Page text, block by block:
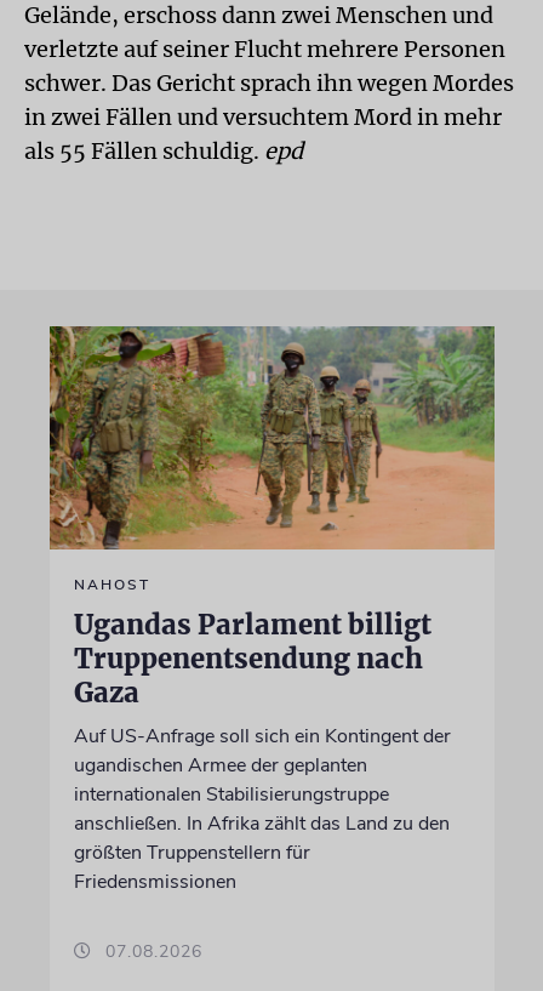
Gelände, erschoss dann zwei Menschen und
verletzte auf seiner Flucht mehrere Personen
schwer. Das Gericht sprach ihn wegen Mordes
in zwei Fällen und versuchtem Mord in mehr
als 55 Fällen schuldig. epd
NAHOST
Ugandas Parlament billigt
Truppenentsendung nach
Gaza
Auf US-Anfrage soll sich ein Kontingent der
ugandischen Armee der geplanten
internationalen Stabilisierungstruppe
anschließen. In Afrika zählt das Land zu den
größten Truppenstellern für
Friedensmissionen
07.08.2026